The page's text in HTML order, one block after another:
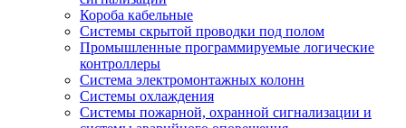
Короба кабельные
Системы скрытой проводки под полом
Промышленные программируемые логические
контроллеры
Система электромонтажных колонн
Системы охлаждения
Системы пожарной, охранной сигнализации и